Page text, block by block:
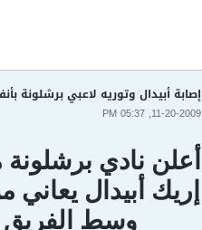
إصابة أبيدال وتوريه لاعبي برشلونة
11-20-2009, 05:37 PM
أعلن نادي
إريك أبيدال يعاني
وسط الفريق